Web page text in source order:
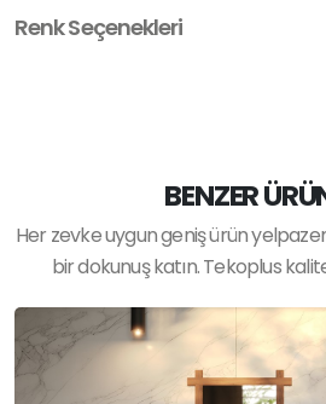
Renk Seçenekleri
BENZER
Her zevke uygun geniş ürün
bir dokunuş katın. Tekoplus